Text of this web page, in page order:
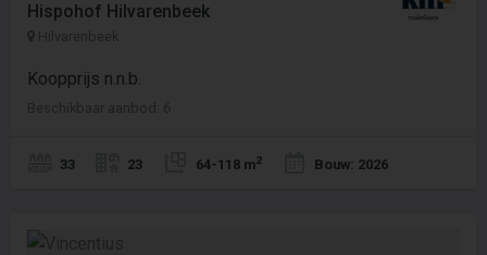
Hispohof Hilvarenbeek
Hilvarenbeek
Koopprijs n.n.b.
Beschikbaar aanbod: 6
33 23 64-118 m2 Bouw: 2026